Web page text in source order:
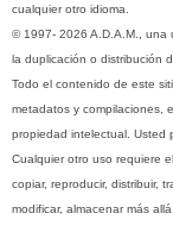
cualquier otro idioma.
© 1997- 2026 A.D.A.M., una
la duplicación o distribución
Todo el contenido de este
metadatos y compilaciones,
propiedad intelectual. Usted
Cualquier otro uso requiere
copiar, reproducir, distribuir,
modificar, almacenar más